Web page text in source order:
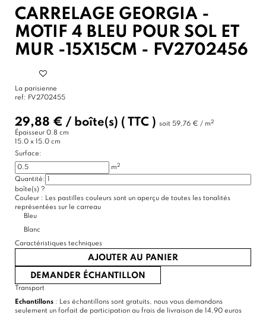
CARRELAGE GEORGIA -
MOTIF 4 BLEU POUR SOL ET
MUR -15X15CM - FV2702456
La parisienne
ref: FV2702455
29,88 € / boîte(s) ( TTC ) soit 59,76 € / m2
Épaisseur 0.8 cm
15.0 x 15.0 cm
Surface:
m2
Quantité:
boîte(s) ?
Couleur : Les pastilles couleurs sont un aperçu de toutes les tonalités
représentées sur le carreau
Bleu
Blanc
Caractéristiques techniques
AJOUTER AU PANIER
DEMANDER ÉCHANTILLON
Transport
Echantillons : Les échantillons sont gratuits, nous vous demandons
seulement un forfait de participation au frais de livraison de 14,90 euros